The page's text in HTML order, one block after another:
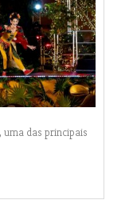
das principais